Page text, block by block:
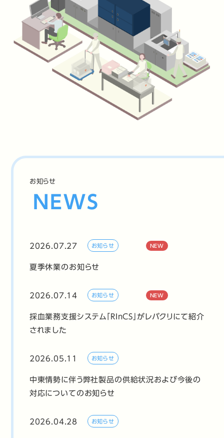
お知らせ
NEWS
2026.07.27 お知らせ NEW
夏季休業のお知らせ
2026.07.14 お知らせ NEW
採血業務支援システム「RInCS」がレバクリにて紹介
されました
2026.05.11 お知らせ
中東情勢に伴う弊社製品の供給状況および今後の
対応についてのお知らせ
2026.04.28 お知らせ